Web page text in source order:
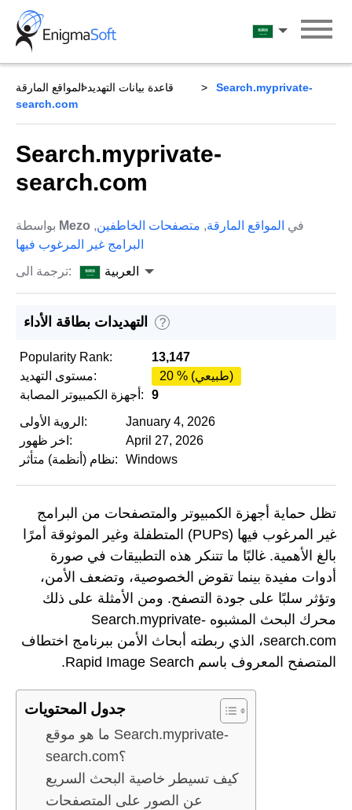
Skip
content
العربية
قاعدة بيانات التهديد المواقع المارقة
Search.myprivate-
search.com
Search.myprivate-
search.com
Mezo في المواقع المارقة, متصفحات الخاطفين,
البرامج غير المرغوب فيها
ترجمة الى:
العربية
التهديدات بطاقة الأداء ?
Popularity Rank:
13,147
مستوى التهديد:
20 % (طبيعي)
أجهزة الكمبيوتر المصابة:
9
الروية الأولى:
January 4, 2026
اخر ظهور:
April 27, 2026
نظام (أنظمة) متأثر:
Windows
تظل حماية أجهزة الكمبيوتر والمتصفحات من البرامج
غير المرغوب فيها (PUPs) المتطفلة وغير الموثوقة أمرًا
بالغ الأهمية. غالبًا ما تتنكر هذه التطبيقات في صورة
أدوات مفيدة بينما تقوض الخصوصية، وتضعف الأمن،
وتؤثر سلبًا على جودة التصفح. ومن الأمثلة على ذلك
محرك البحث المشبوه Search.myprivate-
search.com، الذي ربطته أبحاث الأمن ببرنامج اختطاف
المتصفح المعروف باسم Rapid Image Search.
جدول المحتويات
ما هو موقع Search.myprivate-
search.com؟
كيف تسيطر خاصية البحث السريع
عن الصور على المتصفحات